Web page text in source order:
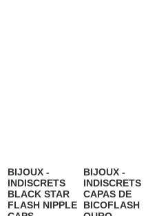
BIJOUX -
INDISCRETS
BLACK STAR
FLASH NIPPLE
BIJOUX -
INDISCRETS
CAPAS DE
BICOFLASH